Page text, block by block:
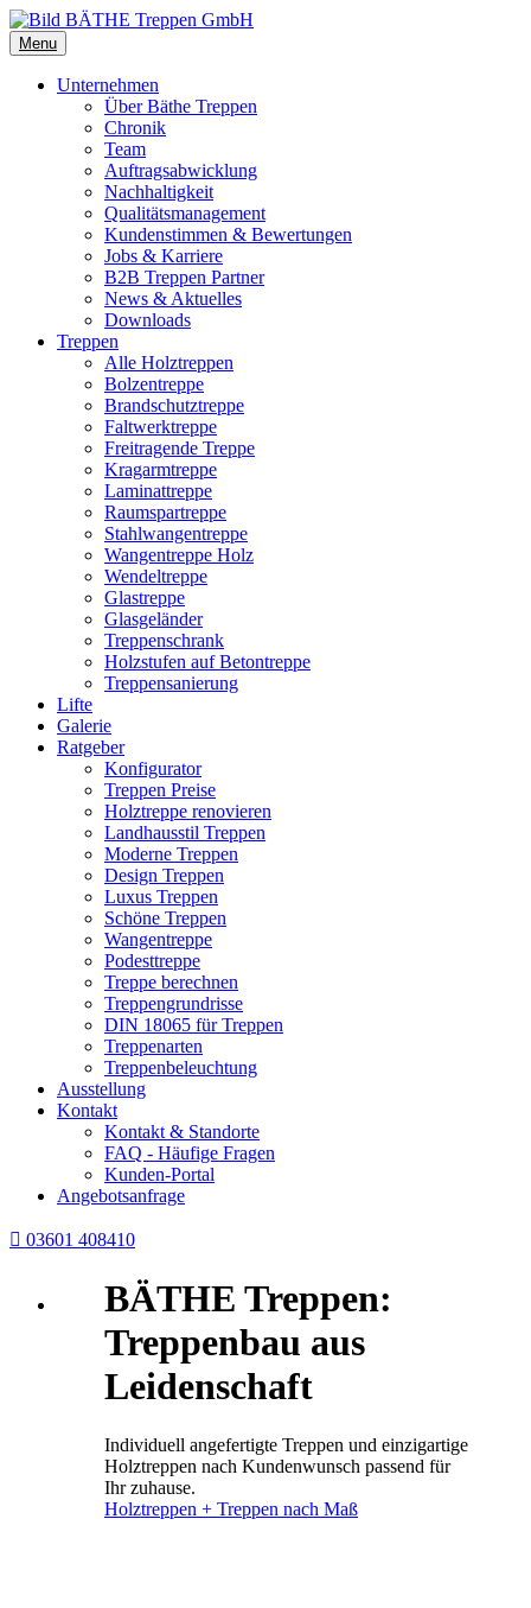
Menu
Unternehmen
Über Bäthe Treppen
Chronik
Team
Auftragsabwicklung
Nachhaltigkeit
Qualitätsmanagement
Kundenstimmen & Bewertungen
Jobs & Karriere
B2B Treppen Partner
News & Aktuelles
Downloads
Treppen
Alle Holztreppen
Bolzentreppe
Brandschutztreppe
Faltwerktreppe
Freitragende Treppe
Kragarmtreppe
Laminattreppe
Raumspartreppe
Stahlwangentreppe
Wangentreppe Holz
Wendeltreppe
Glastreppe
Glasgeländer
Treppenschrank
Holzstufen auf Betontreppe
Treppensanierung
Lifte
Galerie
Ratgeber
Konfigurator
Treppen Preise
Holztreppe renovieren
Landhausstil Treppen
Moderne Treppen
Design Treppen
Luxus Treppen
Schöne Treppen
Wangentreppe
Podesttreppe
Treppe berechnen
Treppengrundrisse
DIN 18065 für Treppen
Treppenarten
Treppenbeleuchtung
Ausstellung
Kontakt
Kontakt & Standorte
FAQ - Häufige Fragen
Kunden-Portal
Angebotsanfrage
 03601 408410
BÄTHE Treppen:
Treppenbau aus
Leidenschaft
Individuell angefertigte Treppen und einzigartige
Holztreppen nach Kundenwunsch passend für
Ihr zuhause.
Holztreppen + Treppen nach Maß